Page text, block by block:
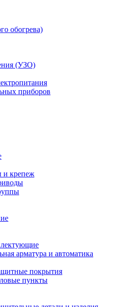
обогрева)
(УЗО)
приборов
и крепеж
арматура и автоматика
покрытия
пункты